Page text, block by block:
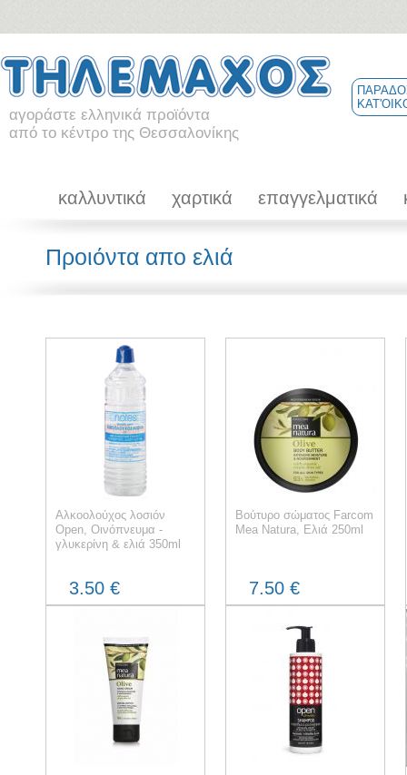
αγοράστε ελληνικά προϊόντα
από το κέντρο της Θεσσαλονίκης
καλλυντικά χαρτικά επαγγελματικά
Προιόντα απο ελιά
Αλκοολούχος λοσιόν
Open, Οινόπνευμα -
γλυκερίνη & ελιά 350ml
3.50 €
Βούτυρο σώματος Farcom
Mea Natura, Ελιά 250ml
7.50 €